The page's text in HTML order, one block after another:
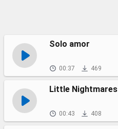
Solo amor
00:37 469
Little Nightmares
00:43 408